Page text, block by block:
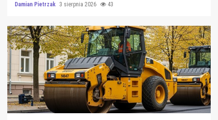
Damian Pietrzak 3 sierpnia 2026 43